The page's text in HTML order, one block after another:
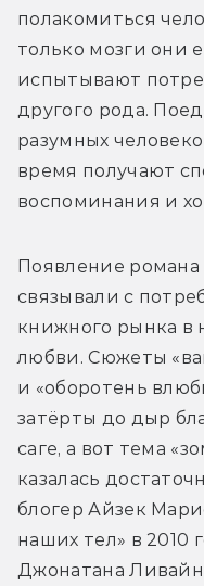
полакомиться
только мозги они
испытывают
другого рода.
разумных
время получают
воспоминания и
Появление романа
связывали с
книжного рынка в
любви. Сюжеты
и «оборотень
затёрты до дыр
саге, а вот тема
казалась
блогер Айзек
наших тел» в 2010
Джонатана